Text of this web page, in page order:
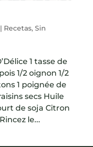
Recetas, Sin
1 tasse de
1/2 oignon 1/2
1 poignée de
secs Huile
de soja Citron
le...